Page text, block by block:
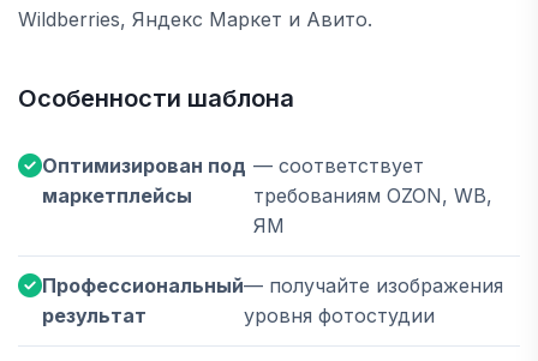
Wildberries, Яндекс Маркет и Авито.
Особенности шаблона
Оптимизирован под
маркетплейсы
— соответствует
требованиям OZON, WB,
ЯМ
Профессиональный
результат
— получайте изображения
уровня фотостудии